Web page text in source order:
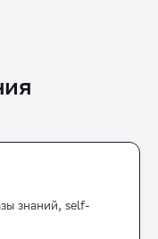
знаний, self-